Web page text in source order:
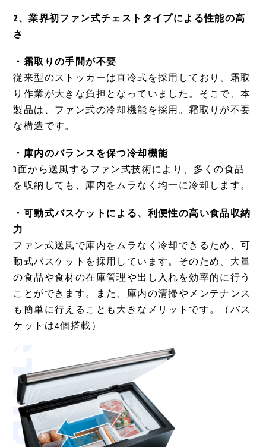
2、業界初ファン式チェストタイプによる性能の高
さ
・霜取りの手間が不要
従来型のストッカーは直冷式を採用しており、霜取
り作業が大きな負担となっていました。そこで、本
製品は、ファン式の冷却機能を採用。霜取りが不要
な構造です。
・庫内のバランスを保つ冷却機能
3面から送風するファン式技術により、多くの食品
を収納しても、庫内をムラなく均一に冷却します。
・可動式バスケットによる、利便性の高い食品収納
力
ファン式送風で庫内をムラなく冷却できるため、可
動式バスケットを採用しています。そのため、大量
の食品や食材の在庫管理や出し入れを効率的に行う
ことができます。また、庫内の清掃やメンテナンス
も簡単に行えることも大きなメリットです。（バス
ケットは4個搭載）